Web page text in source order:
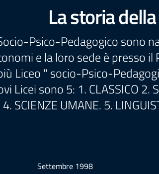
La storia
Psico-Pedagogico sono
e la loro sede è presso il
Liceo " socio-Psico-
sono 5: 1. CLASSICO 2.
4. SCIENZE UMANE. 5.
Settembre 1998